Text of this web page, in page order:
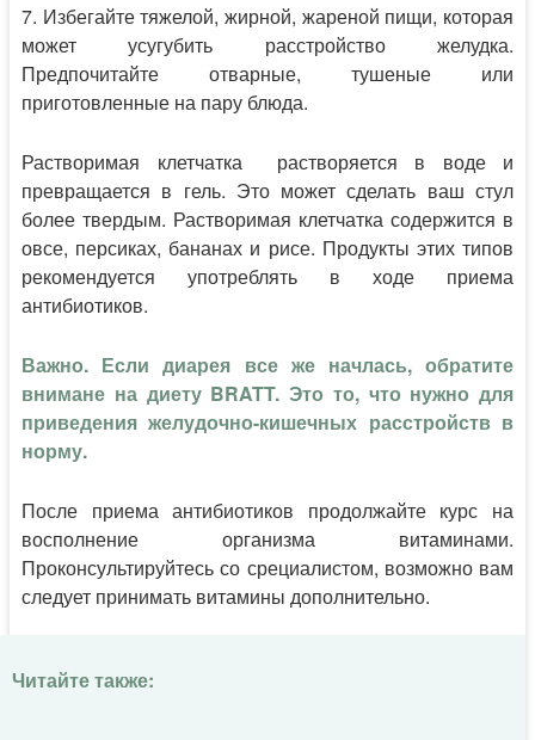
7. Избегайте тяжелой, жирной, жареной пищи, которая
может усугубить расстройство желудка.
Предпочитайте отварные, тушеные или
приготовленные на пару блюда.
Растворимая клетчатка растворяется в воде и
превращается в гель. Это может сделать ваш стул
более твердым. Растворимая клетчатка содержится в
овсе, персиках, бананах и рисе. Продукты этих типов
рекомендуется употреблять в ходе приема
антибиотиков.
Важно. Если диарея все же начлась, обратите
внимане на диету BRATT. Это то, что нужно для
приведения желудочно-кишечных расстройств в
норму.
После приема антибиотиков продолжайте курс на
восполнение организма витаминами.
Проконсультируйтесь со срециалистом, возможно вам
следует принимать витамины дополнительно.
Читайте также: